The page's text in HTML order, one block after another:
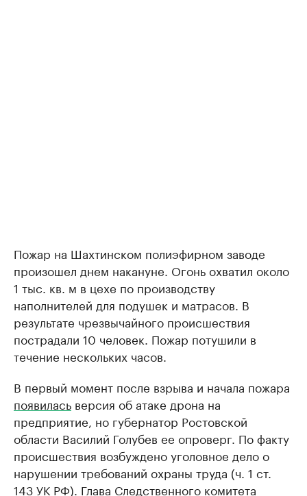
Пожар на Шахтинском полиэфирном заводе
произошел днем накануне. Огонь охватил около
1 тыс. кв. м в цехе по производству
наполнителей для подушек и матрасов. В
результате чрезвычайного происшествия
пострадали 10 человек. Пожар потушили в
течение нескольких часов.
В первый момент после взрыва и начала пожара
появилась версия об атаке дрона на
предприятие, но губернатор Ростовской
области Василий Голубев ее опроверг. По факту
происшествия возбуждено уголовное дело о
нарушении требований охраны труда (ч. 1 ст.
143 УК РФ). Глава Следственного комитета